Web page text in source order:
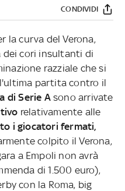
CONDIVIDI
la curva del Verona,
dei cori insultanti di
razziale che si
partita contro il
di Serie Asono arrivate
relativamente alle
i giocatori fermati,
colpito il Verona,
a Empoli non avrà
di 1.500 euro),
con la Roma, big